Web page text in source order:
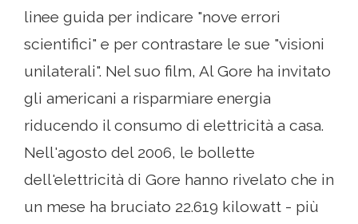
linee guida per indicare "nove errori
scientifici" e per contrastare le sue "visioni
unilaterali". Nel suo film, Al Gore ha invitato
gli americani a risparmiare energia
riducendo il consumo di elettricità a casa.
Nell'agosto del 2006, le bollette
dell'elettricità di Gore hanno rivelato che in
un mese ha bruciato 22.619 kilowatt - più